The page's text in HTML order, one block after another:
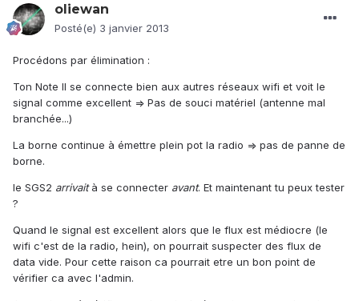
oliewan
Posté(e) 3 janvier 2013
Procédons par élimination :
Ton Note II se connecte bien aux autres réseaux wifi et voit le
signal comme excellent => Pas de souci matériel (antenne mal
branchée...)
La borne continue à émettre plein pot la radio => pas de panne de
borne.
le SGS2 arrivaità se connecter avant. Et maintenant tu peux tester
?
Quand le signal est excellent alors que le flux est médiocre (le
wifi c'est de la radio, hein), on pourrait suspecter des flux de
data vide. Pour cette raison ca pourrait etre un bon point de
vérifier ca avec l'admin.